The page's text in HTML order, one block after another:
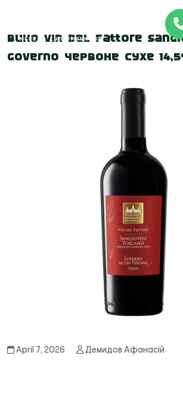
Вино Vin del Fattore
Governo червоне сухе
April 7, 2026 Демидов Афанасій